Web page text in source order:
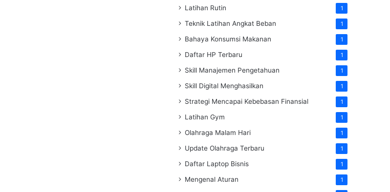
Latihan Rutin 1
Teknik Latihan Angkat Beban 1
Bahaya Konsumsi Makanan 1
Daftar HP Terbaru 1
Skill Manajemen Pengetahuan 1
Skill Digital Menghasilkan 1
Strategi Mencapai Kebebasan Finansial 1
Latihan Gym 1
Olahraga Malam Hari 1
Update Olahraga Terbaru 1
Daftar Laptop Bisnis 1
Mengenal Aturan 1